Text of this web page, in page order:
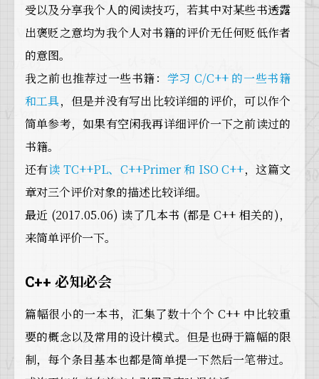
受以及分享我个人的阅读技巧，若其中对某些书透露
出褒贬之意均为我个人对书籍的评价无任何贬低作者
的意图。
我之前也推荐过一些书籍： 学习 C/C++ 的一些书籍
和工具，但是并没有写出比较详细的评价，可以作个
简单参考，如果有空闲我再详细评价一下之前读过的
书籍。
还有读 TC++PL、C++Primer 和 ISO C++，这篇文
章对三个评价对象的描述比较详细。
最近 (2017.05.06) 读了几本书 (都是 C++ 相关的)，
来简单评价一下。
C++ 必知必会
篇幅很小的一本书，汇集了数十个个 C++ 中比较重
要的概念以及常用的设计模式。但是也碍于篇幅的限
制，每个条目基本也都是简单提一下然后一笔带过。